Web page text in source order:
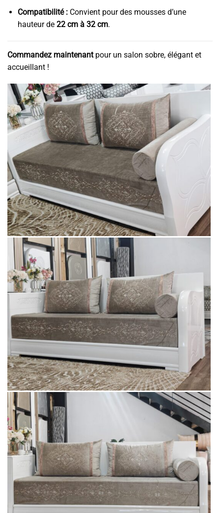
Compatibilité :Convient pour des mousses d’une
hauteur de 22 cm à 32 cm.
Commandez maintenantpour un salon sobre, élégant et
accueillant !